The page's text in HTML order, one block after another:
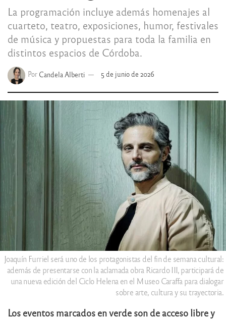
La programación incluye además homenajes al
cuarteto, teatro, exposiciones, humor, festivales
de música y propuestas para toda la familia en
distintos espacios de Córdoba.
Por Candela Alberti 5 de junio de 2026
Joaquín Furriel será uno de los protagonistas del fin de semana cultural:
además de presentarse con la aclamada obra Ricardo III, participará de
una nueva edición del Ciclo Helena en el Museo Caraffa para dialogar
sobre arte, cultura y su trayectoria.
Los eventos marcados en verde son de acceso libre y